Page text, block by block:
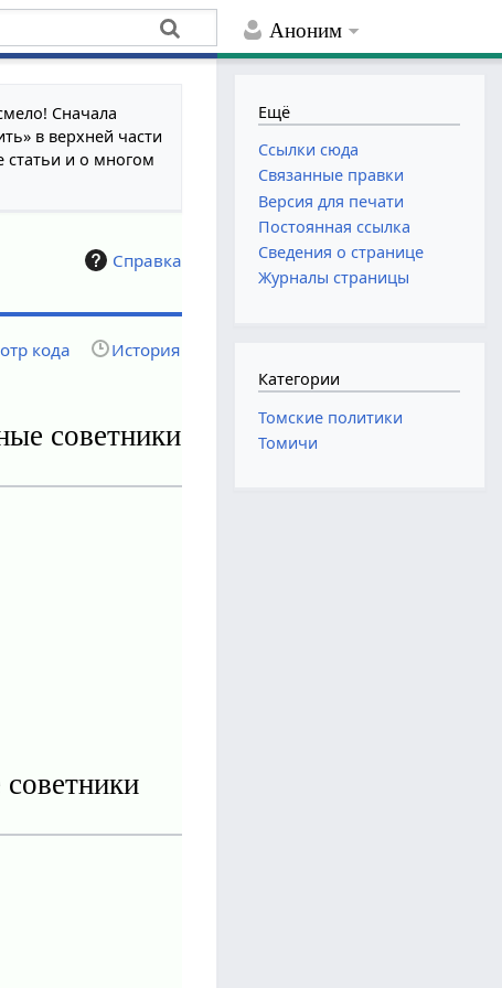
Аноним
Сначала
в верхней части
статьи и о многом
Справка
кода История
советники
Ещё
Ссылки сюда
Связанные правки
Версия для печати
Постоянная ссылка
Сведения о странице
Журналы страницы
Категории
Томские политики
Томичи